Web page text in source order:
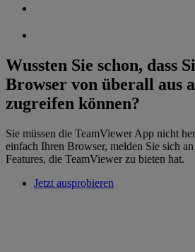
Wussten Sie schon, dass
Browser von überall aus
zugreifen können?
Sie müssen die TeamViewer App nicht
einfach Ihren Browser, melden Sie sich
Features, die TeamViewer zu bieten hat.
Jetzt ausprobieren